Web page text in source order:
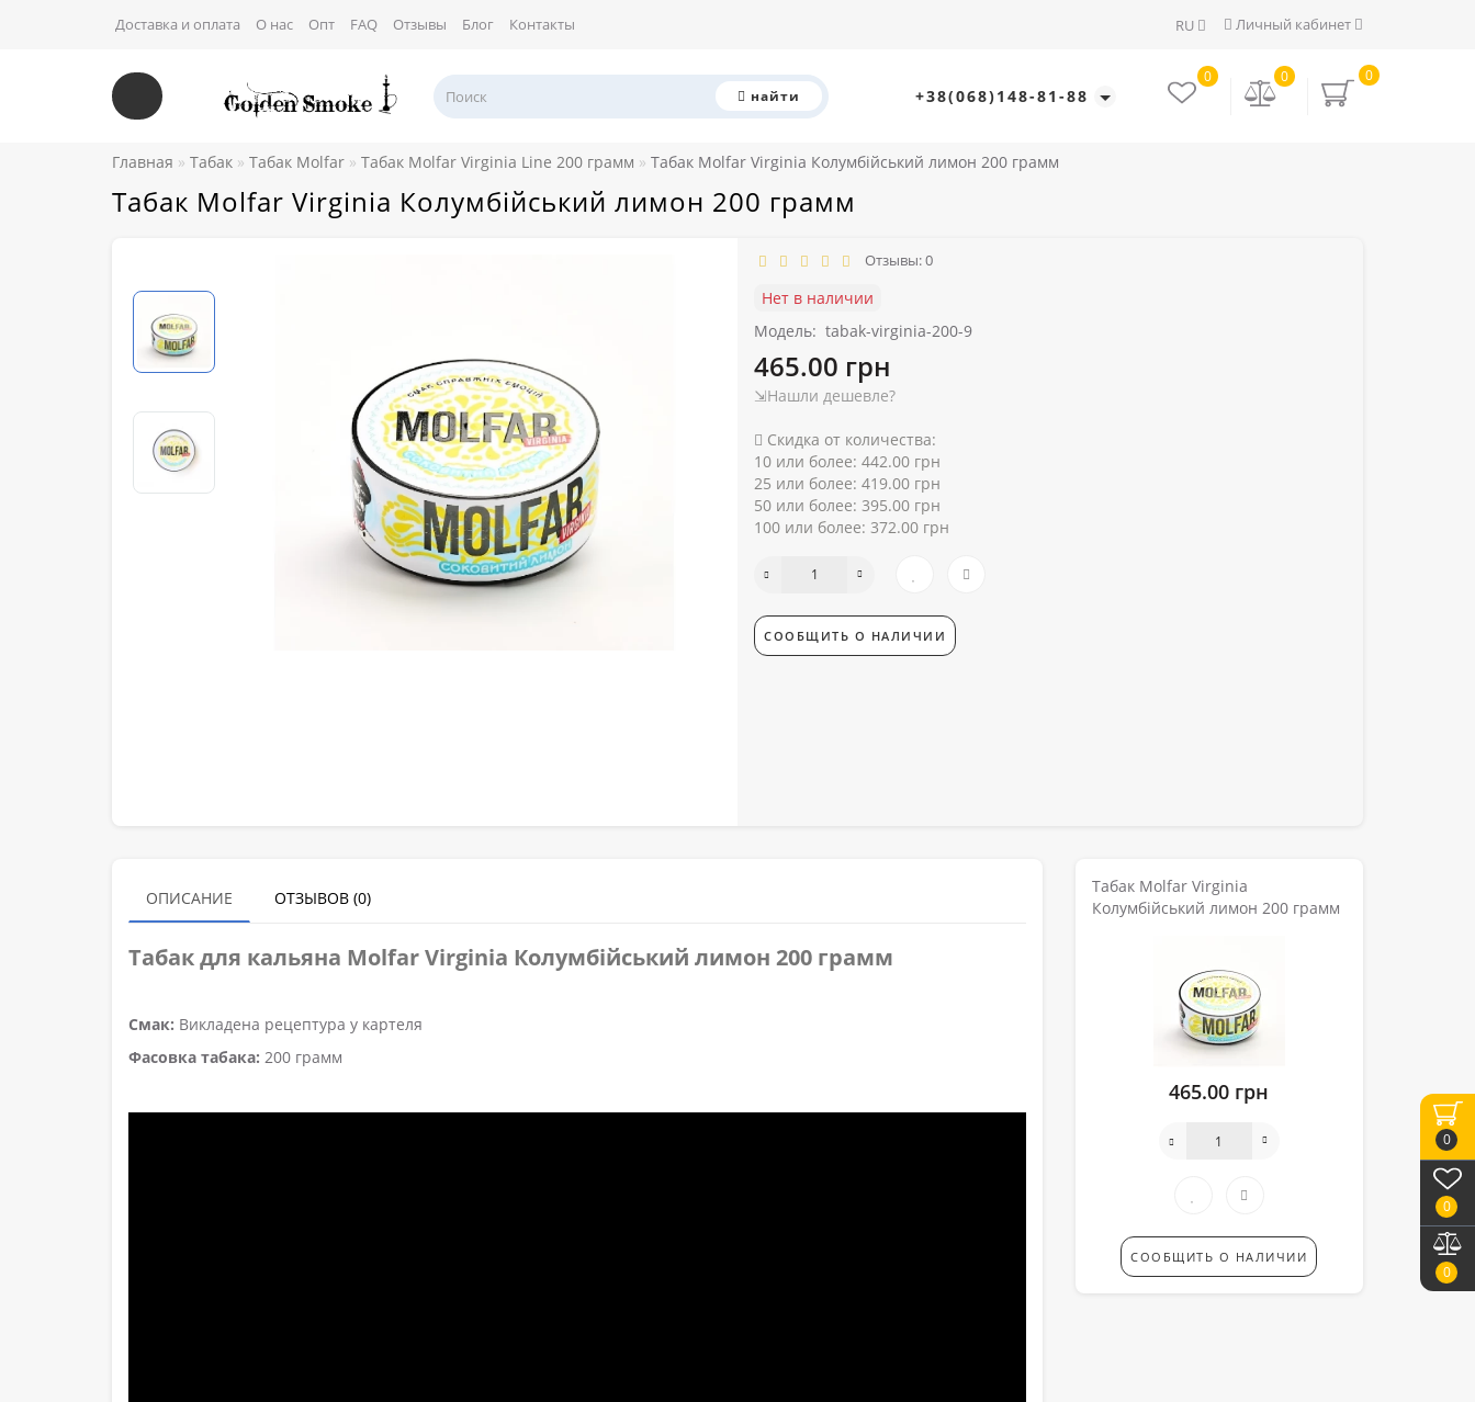
0
0
0
Личный кабинет
RU
Доставка и оплата О нас Опт FAQ Отзывы Блог Контакты
найти +38(068)148-81-88
0
0
0
Главная Табак Табак Molfar Табак Molfar Virginia Line 200 грамм Табак Molfar Virginia Колумбійський лимон 200 грамм
Табак Molfar Virginia Колумбійський лимон 200 грамм
Отзывы: 0
Нет в наличии
Модель: tabak-virginia-200-9
465.00 грн
⇲Нашли дешевле?
Скидка от количества:
10 или более: 442.00 грн
25 или более: 419.00 грн
50 или более: 395.00 грн
100 или более: 372.00 грн
СООБЩИТЬ О НАЛИЧИИ
ОПИСАНИЕ ОТЗЫВОВ (0)
Табак для кальяна MolfarVirginia Колумбійський лимон 200 грамм
Смак: Викладена рецептура у картеля
Фасовка табака: 200 грамм
Табак Molfar Virginia
Колумбійський лимон 200 грамм
465.00 грн
СООБЩИТЬ О НАЛИЧИИ